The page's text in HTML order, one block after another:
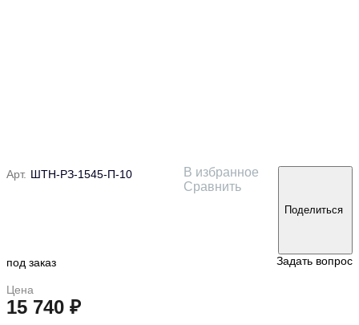
Арт. ШТН-РЗ-1545-П-10
В избранное
Сравнить
Поделиться
под заказ Задать вопрос
Цена
15 740 ₽